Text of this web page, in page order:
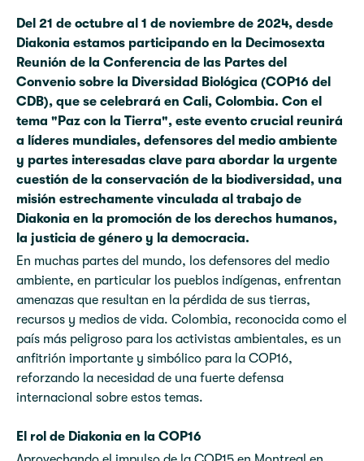
Del 21 de octubre al 1 de noviembre de 2024, desde
Diakonia estamos participando en la Decimosexta
Reunión de la Conferencia de las Partes del
Convenio sobre la Diversidad Biológica (COP16 del
CDB), que se celebrará en Cali, Colombia. Con el
tema "Paz con la Tierra", este evento crucial reunirá
a líderes mundiales, defensores del medio ambiente
y partes interesadas clave para abordar la urgente
cuestión de la conservación de la biodiversidad, una
misión estrechamente vinculada al trabajo de
Diakonia en la promoción de los derechos humanos,
la justicia de género y la democracia.
En muchas partes del mundo, los defensores del medio
ambiente, en particular los pueblos indígenas, enfrentan
amenazas que resultan en la pérdida de sus tierras,
recursos y medios de vida. Colombia, reconocida como el
país más peligroso para los activistas ambientales, es un
anfitrión importante y simbólico para la COP16,
reforzando la necesidad de una fuerte defensa
internacional sobre estos temas.
El rol de Diakonia en la COP16